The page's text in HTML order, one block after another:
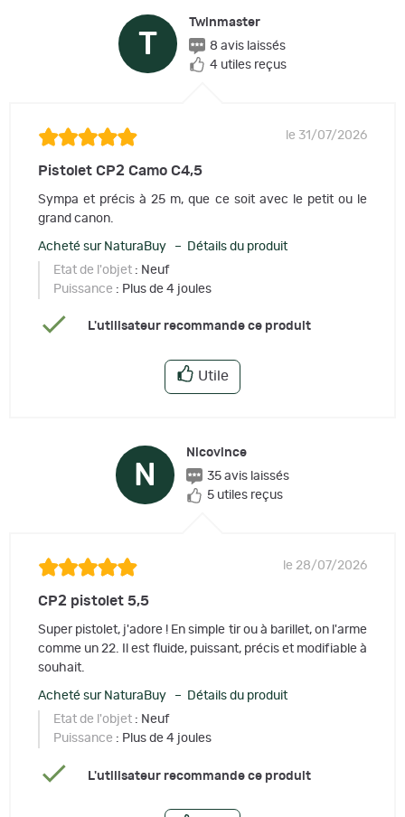
T
Twinmaster
8 avis laissés
4 utiles reçus
le 31/07/2026
Pistolet CP2 Camo C4,5
Sympa et précis à 25 m, que ce soit avec le petit ou le
grand canon.
Acheté sur NaturaBuy – Détails du produit
Etat de l'objet : Neuf
Puissance : Plus de 4 joules
L'utilisateur recommande ce produit
Utile
N
Nicovince
35 avis laissés
5 utiles reçus
le 28/07/2026
CP2 pistolet 5,5
Super pistolet, j'adore ! En simple tir ou à barillet, on l'arme
comme un 22. Il est fluide, puissant, précis et modifiable à
souhait.
Acheté sur NaturaBuy – Détails du produit
Etat de l'objet : Neuf
Puissance : Plus de 4 joules
L'utilisateur recommande ce produit